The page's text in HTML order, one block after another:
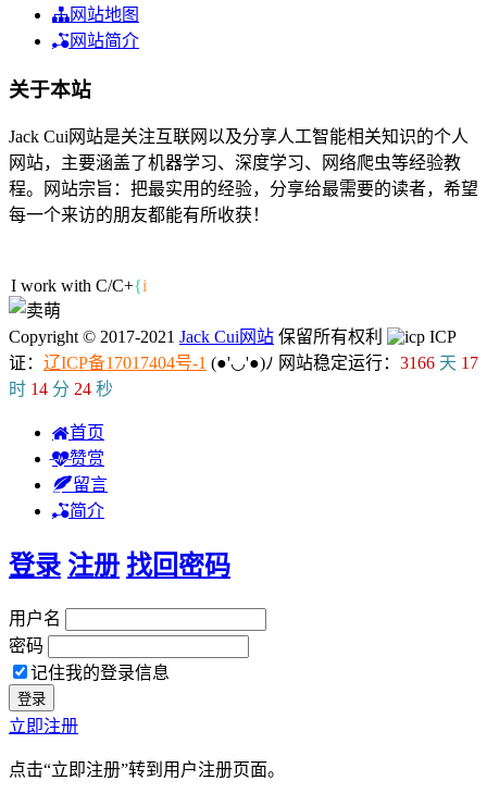
网站地图
网站简介
关于本站
Jack Cui网站是关注互联网以及分享人工智能相关知识的个人
网站，主要涵盖了机器学习、深度学习、网络爬虫等经验教
程。网站宗旨：把最实用的经验，分享给最需要的读者，希望
每一个来访的朋友都能有所收获！
I work with C/CEY
Copyright © 2017-2021 Jack Cui网站 保留所有权利
ICP
证： 辽ICP备17017404号-1 (●'◡'●)ﾉ 网站稳定运行： 3166 天 17
时 14 分 24 秒
首页
赞赏
留言
简介
登录 注册 找回密码
用户名
密码
记住我的登录信息
立即注册
点击“立即注册”转到用户注册页面。